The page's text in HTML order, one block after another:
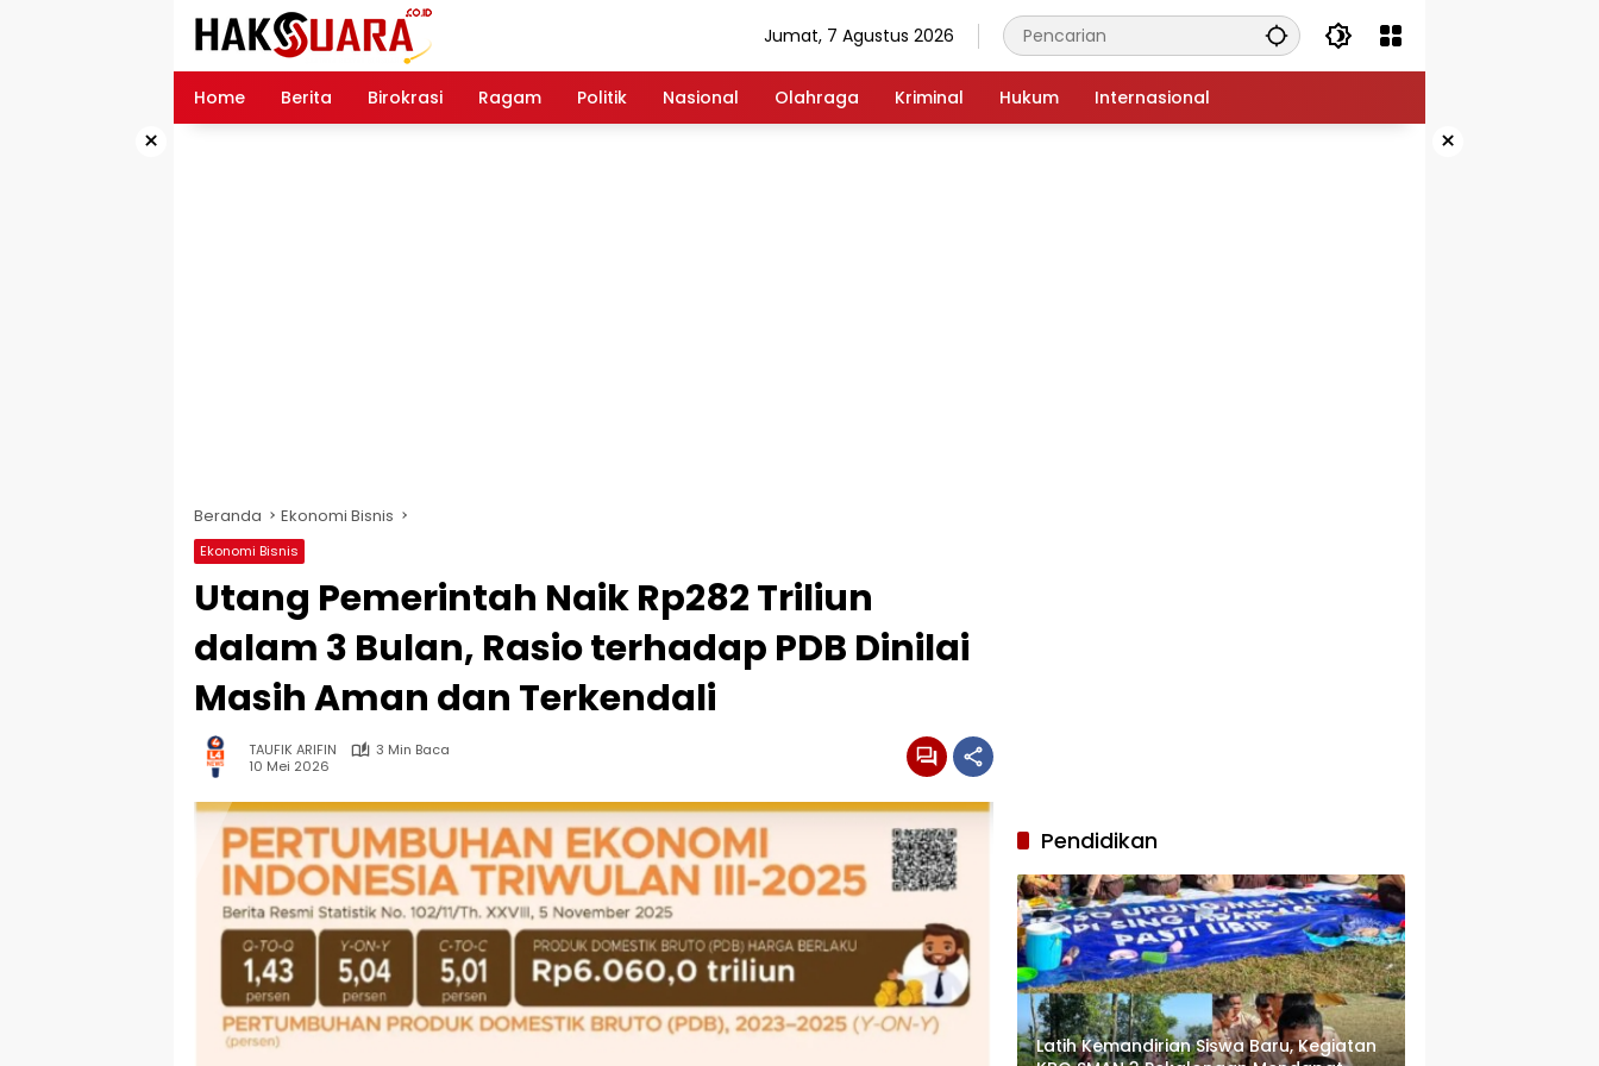
Jumat, 7 Agustus 2026
Home Berita Birokrasi Ragam Politik Nasional Olahraga Kriminal Hukum Internasional
× ×
Beranda Ekonomi Bisnis
Ekonomi Bisnis
Utang Pemerintah Naik Rp282 Triliun
dalam 3 Bulan, Rasio terhadap PDB Dinilai
Masih Aman dan Terkendali
TAUFIK ARIFIN
3 Min Baca
10 Mei 2026
Pendidikan
Latih Kemandirian Siswa Baru, Kegiatan